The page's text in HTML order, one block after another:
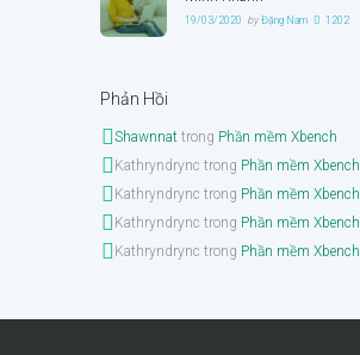
19/03/2020 byĐặng Nam 1202
Phản Hồi
Shawnnat trong Phần mềm Xbench
Kathryndrync trong Phần mềm Xbench
Kathryndrync trong Phần mềm Xbench
Kathryndrync trong Phần mềm Xbench
Kathryndrync trong Phần mềm Xbench